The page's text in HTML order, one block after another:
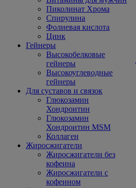
Пиколинат Хрома
Спирулина
Фолиевая кислота
Цинк
Гейнеры
Высокобелковые
гейнеры
Высокоуглеводные
гейнеры
Для суставов и связок
Глюкозамин
Хондроитин
Глюкозамин
Хондроитин MSM
Коллаген
Жиросжигатели
Жиросжигатели без
кофеина
Жиросжигатели с
кофеином